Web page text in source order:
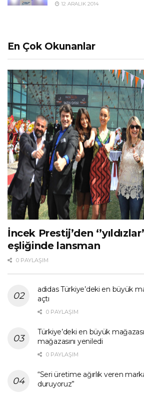
12 ARALIK 2014
En Çok Okunanlar
İncek Prestij’den
eşliğinde lansman
0 PAYLAŞIM
adidas Türkiye’deki en büyük
açtı
0 PAYLAŞIM
Türkiye’deki en büyük
mağazasını yeniledi
0 PAYLAŞIM
“Seri üretime ağırlık veren
duruyoruz”